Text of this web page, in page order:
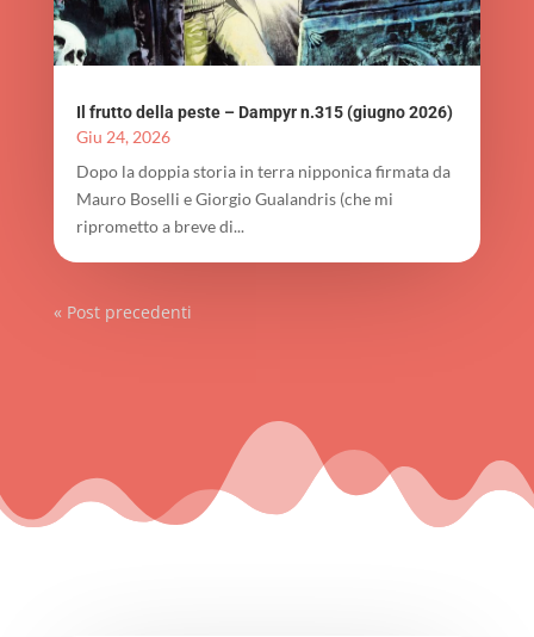
Il frutto della peste – Dampyr n.315 (giugno 2026)
Giu 24, 2026
Dopo la doppia storia in terra nipponica firmata da
Mauro Boselli e Giorgio Gualandris (che mi
riprometto a breve di...
« Post precedenti